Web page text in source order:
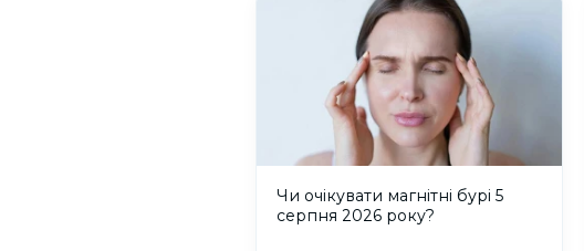
Чи очікувати магнітні бурі 5
серпня 2026 року?